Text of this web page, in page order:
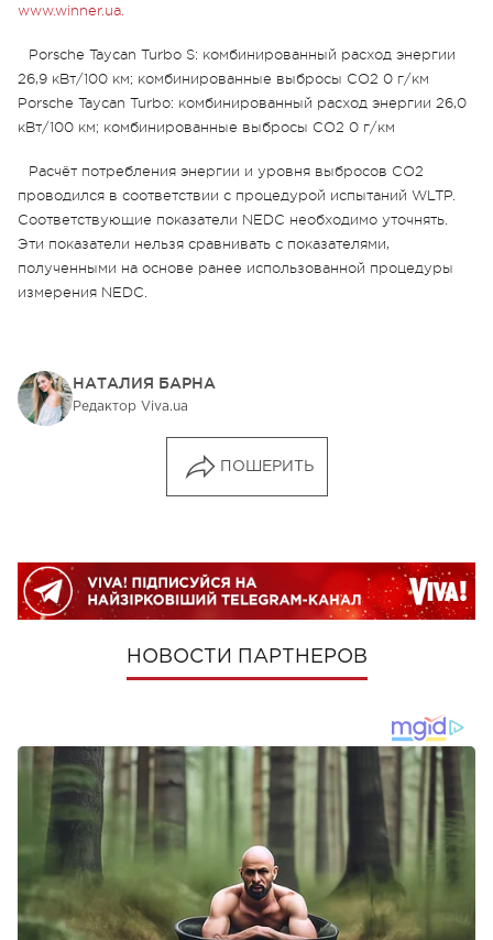
www.winner.ua.
Porsche Taycan Turbo S: комбинированный расход энергии
26,9 кВт/100 км; комбинированные выбросы CO2 0 г/км
Porsche Taycan Turbo: комбинированный расход энергии 26,0
кВт/100 км; комбинированные выбросы CO2 0 г/км
Расчёт потребления энергии и уровня выбросов CO2
проводился в соответствии с процедурой испытаний WLTP.
Соответствующие показатели NEDC необходимо уточнять.
Эти показатели нельзя сравнивать с показателями,
полученными на основе ранее использованной процедуры
измерения NEDC.
НАТАЛИЯ БАРНА
Редактор Viva.ua
ПОШЕРИТЬ
НОВОСТИ ПАРТНЕРОВ